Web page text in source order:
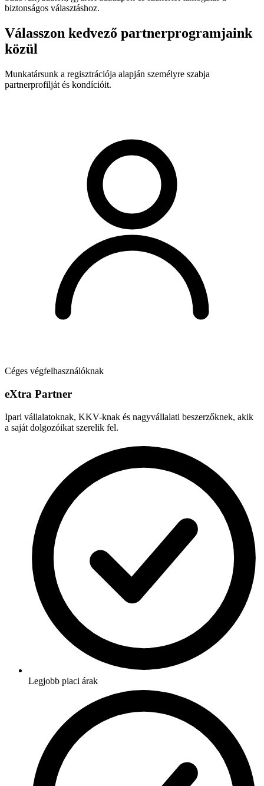
biztonságos választáshoz.
Válasszon kedvező partnerprogramjaink
közül
Munkatársunk a regisztrációja alapján személyre szabja
partnerprofilját és kondícióit.
Céges végfelhasználóknak
eXtra Partner
Ipari vállalatoknak, KKV-knak és nagyvállalati beszerzőknek, akik
a saját dolgozóikat szerelik fel.
Legjobb piaci árak